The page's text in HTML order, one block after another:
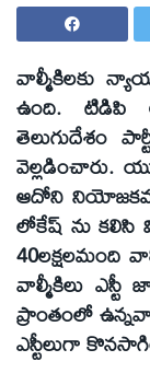
వాల్మీకిలకు
ఉంది. టిడిపి
తెలుగుదేశం
వెల్లడించారు.
ఆదోని
లోకేష్ ను కలిసి
40లక్షలమంది
వాల్మీకిలు
ప్రాంతంలో
ఎస్టీలుగా